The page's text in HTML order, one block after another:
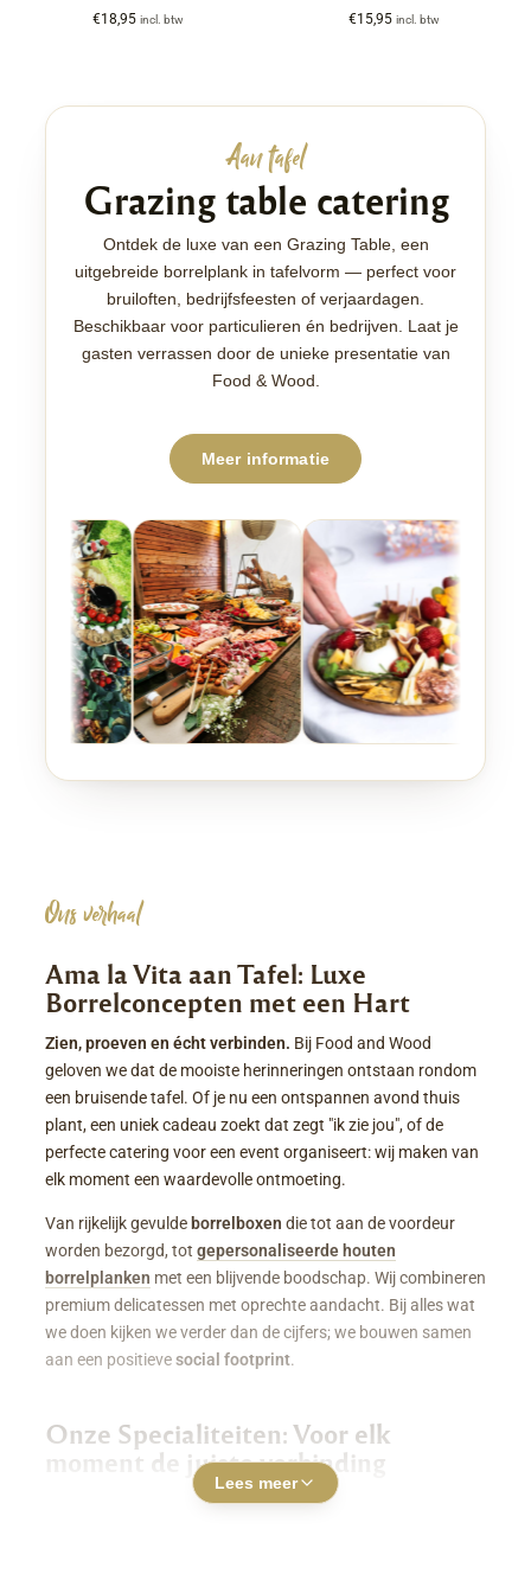
€18,95 incl. btw €15,95 incl. btw
Aan tafel
Grazing table catering
Ontdek de luxe van een Grazing Table, een
uitgebreide borrelplank in tafelvorm — perfect voor
bruiloften, bedrijfsfeesten of verjaardagen.
Beschikbaar voor particulieren én bedrijven. Laat je
gasten verrassen door de unieke presentatie van
Food & Wood.
Meer informatie
Ons verhaal
Ama la Vita aan Tafel: Luxe
Borrelconcepten met een Hart
Zien, proeven en écht verbinden. Bij Food and Wood
geloven we dat de mooiste herinneringen ontstaan rondom
een bruisende tafel. Of je nu een ontspannen avond thuis
plant, een uniek cadeau zoekt dat zegt "ik zie jou", of de
perfecte catering voor een event organiseert: wij maken van
elk moment een waardevolle ontmoeting.
Van rijkelijk gevuldeborrelboxen die tot aan de voordeur
worden bezorgd, tot gepersonaliseerde houten
borrelplanken met een blijvende boodschap. Wij combineren
premium delicatessen met oprechte aandacht. Bij alles wat
we doen kijken we verder dan de cijfers; we bouwen samen
aan een positievesocial footprint.
Onze Specialiteiten: Voor elk
moment de juiste verbinding
Luxe Borrelboxen & Borrelpakketten
Lees meer